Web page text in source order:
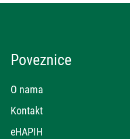
Poveznice
O nama
Kontakt
eHAPIH